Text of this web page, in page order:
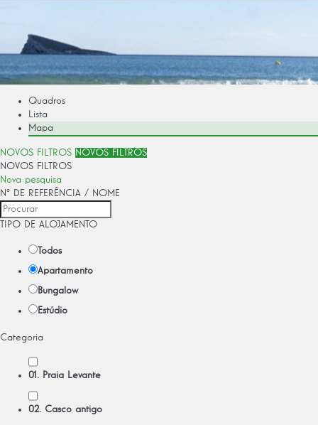
Quadros
Lista
Mapa
NOVOS FILTROS NOVOS FILTROS
NOVOS FILTROS
Nova pesquisa
Nº DE REFERÊNCIA / NOME
TIPO DE ALOJAMENTO
Todos
Apartamento
Bungalow
Estúdio
Categoria
01. Praia Levante
02. Casco antigo